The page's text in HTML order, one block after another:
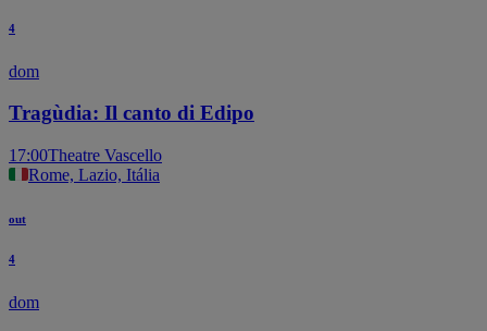
4
dom
Tragùdia: Il canto di Edipo
17:00Theatre Vascello
Rome, Lazio, Itália
out
4
dom